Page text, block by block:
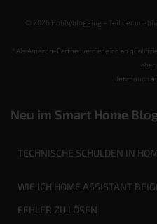
© 2026 Hobbyblogging – Teil der
* Als Amazon-Partner verdiene ich an
aber
Jetzt auch
Neu im Smart Home
TECHNISCHE SCHULDEN IN
WIE ICH HOME ASSISTANT
FEHLER ZU LÖSEN